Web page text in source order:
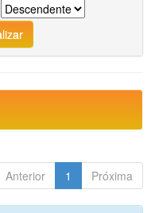
Anterior 1 Próxima